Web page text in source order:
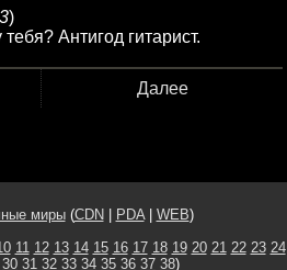
)
Антигод гитарист.
Далее
миры(CDN PDA| WEB)
11 12 13 14 15 16 17 18 19 20 21 22 23 24
30 31 32 33 34 35 36 37 38)